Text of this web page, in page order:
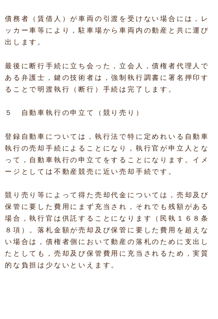
債務者（賃借人）が車両の引渡を受けない場合には，レ
ッカー車等により，駐車場から車両内の動産と共に運び
出します。
最後に断行手続に立ち会った，立会人，債権者代理人で
ある弁護士，鍵の技術者は，強制執行調書に署名押印す
ることで明渡執行（断行）手続は完了します。
５ 自動車執行の申立て（競り売り）
登録自動車については，執行法で特に定めれいる自動車
執行の売却手続によることになり，執行官が申立人とな
って，自動車執行の申立てをすることになります。イメ
ージとしては不動産競売に近い売却手続です。
競り売り等によって得た売却代金については，売却及び
保管に要した費用にまず充当され，それでも残額がある
場合，執行官は供託することになります（民執１６８条
８項）。落札金額が売却及び保管に要した費用を超えな
い場合は，債権者側において動産の落札のために支出し
たとしても，売却及び保管費用に充当されるため，実質
的な負担は少ないといえます。